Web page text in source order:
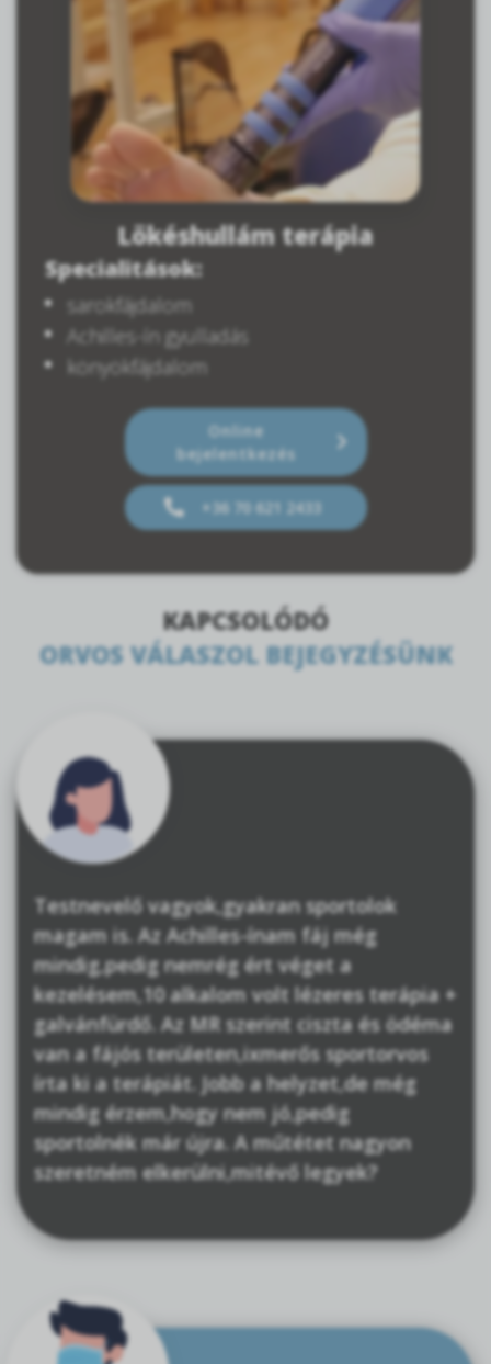
Lökéshullám terápia
Specialitások:
sarokfájdalom
Achilles-ín gyulladás
könyökfájdalom
Online
bejelentkezés
+36 70 621 2433
KAPCSOLÓDÓ
ORVOS VÁLASZOL BEJEGYZÉSÜNK
Testnevelő vagyok,gyakran sportolok
magam is. Az Achilles-ínam fáj még
mindig,pedig nemrég ért véget a
kezelésem,10 alkalom volt lézeres terápia +
galvánfürdő. Az MR szerint ciszta és ödéma
van a fájós területen,ixmerős sportorvos
írta ki a terápiát. Jobb a helyzet,de még
mindig érzem,hogy nem jó,pedig
sportolnék már újra. A műtétet nagyon
szeretném elkerülni,mitévő legyek?